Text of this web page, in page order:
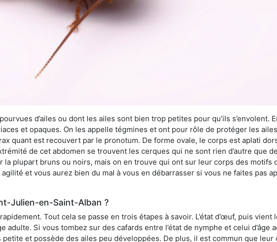
d’ailes ou dont les ailes sont bien trop petites pour qu’ils s’envolent.
et opaques. On les appelle tégmines et ont pour rôle de protéger les
quant est recouvert par le pronotum. De forme ovale, le corps est aplati
de cet abdomen se trouvent les cerques qui ne sont rien d’autre que
plupart bruns ou noirs, mais on en trouve qui ont sur leur corps des motifs
et vous aurez bien du mal à vous en débarrasser si vous ne faites pas
Julien-en-Saint-Alban ?
Tout cela se passe en trois étapes à savoir. L’état d’œuf, puis
adulte. Si vous tombez sur des cafards entre l’état de nymphe et celui d’âge
et possède des ailes peu développées. De plus, il est commun que leur